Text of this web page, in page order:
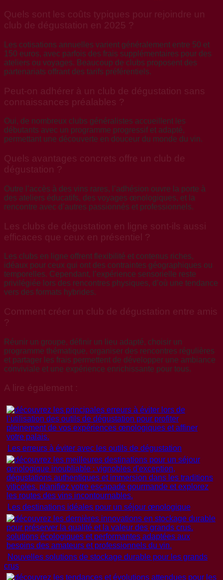
Quels sont les coûts typiques pour rejoindre un
club de dégustation en 2025 ?
Les cotisations annuelles varient généralement entre 50 et
150 euros, avec parfois des frais supplémentaires pour des
ateliers ou voyages. Beaucoup de clubs proposent des
partenariats offrant des tarifs préférentiels.
Peut-on adhérer à un club de dégustation sans
connaissances préalables ?
Oui, de nombreux clubs généralistes accueillent les
débutants avec un programme progressif et adapté,
permettant une découverte en douceur du monde du vin.
Quels avantages concrets offre un club de
dégustation ?
Outre l’accès à des vins rares, l’adhésion ouvre la porte à
des ateliers éducatifs, des voyages œnologiques, et la
rencontre avec d’autres passionnés et professionnels.
Les clubs de dégustation en ligne sont-ils aussi
efficaces que ceux en présentiel ?
Les clubs en ligne offrent flexibilité et contenus riches,
idéaux pour ceux qui ont des contraintes géographiques ou
temporelles. Cependant, l’expérience sensorielle reste
privilégiée lors des rencontres physiques, d’où une tendance
vers des formats hybrides.
Comment créer un club de dégustation entre amis
?
Réunir un groupe, définir un lieu adapté, choisir un
programme thématique, organiser des rencontres régulières
et partager les frais permettent de développer une ambiance
conviviale et une expérience enrichissante pour tous.
A lire également :
Les erreurs à éviter avec les outils de dégustation
Les destinations idéales pour un séjour œnologique
Nouvelles solutions de stockage durable pour les grands
crus